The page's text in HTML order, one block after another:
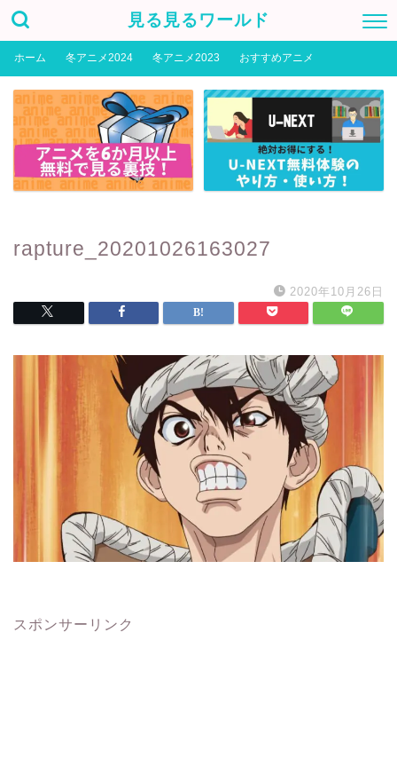
見る見るワールド
ホーム 冬アニメ2024 冬アニメ2023 おすすめアニメ
rapture_20201026163027
2020年10月26日
スポンサーリンク